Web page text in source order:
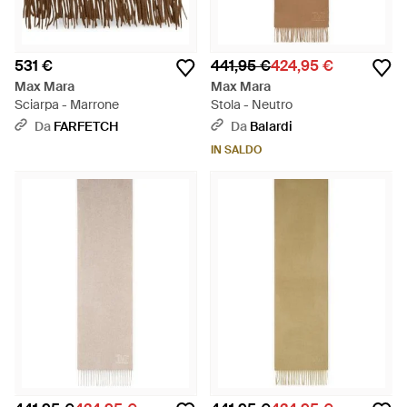
531 €
Max Mara
Sciarpa - Marrone
Da FARFETCH
441,95 €424,95 €
Max Mara
Stola - Neutro
Da Balardi
IN SALDO